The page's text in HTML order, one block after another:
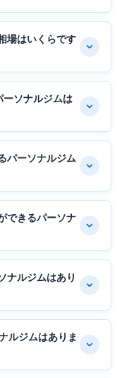
場はいくらです
ソナルジムは
パーソナルジム
できるパーソナ
ナルジムはあり
ルジムはありま